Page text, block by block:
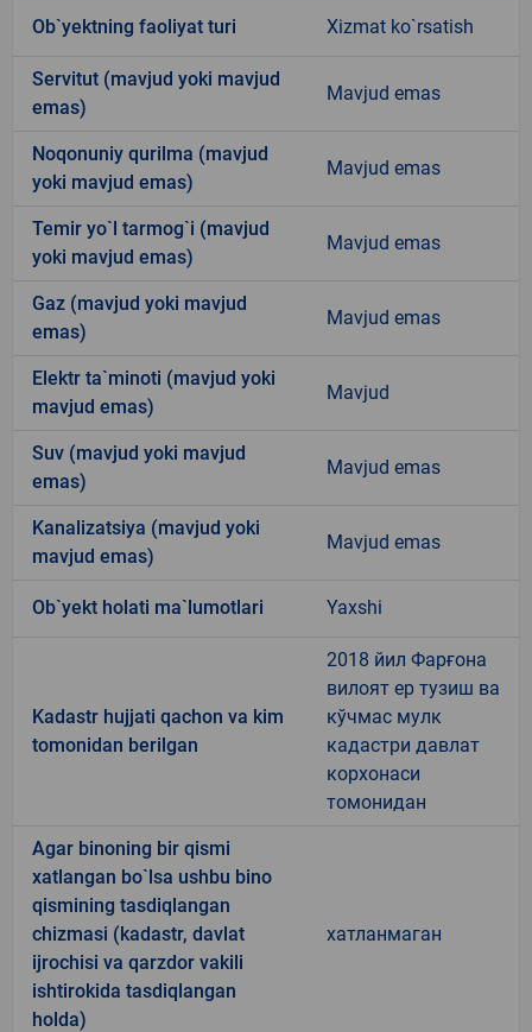
Ob`yektning faoliyat turi Xizmat ko`rsatish
Servitut (mavjud yoki mavjud
emas)
Mavjud emas
Noqonuniy qurilma (mavjud
yoki mavjud emas)
Mavjud emas
Temir yo`l tarmog`i (mavjud
yoki mavjud emas)
Mavjud emas
Gaz (mavjud yoki mavjud
emas)
Mavjud emas
Elektr ta`minoti (mavjud yoki
mavjud emas)
Mavjud
Suv (mavjud yoki mavjud
emas)
Mavjud emas
Kanalizatsiya (mavjud yoki
mavjud emas)
Mavjud emas
Ob`yekt holati ma`lumotlari Yaxshi
Kadastr hujjati qachon va kim
tomonidan berilgan
2018 йил Фарғона
вилоят ер тузиш ва
кўчмас мулк
кадастри давлат
корхонаси
томонидан
Agar binoning bir qismi
xatlangan bo`lsa ushbu bino
qismining tasdiqlangan
chizmasi (kadastr, davlat
ijrochisi va qarzdor vakili
ishtirokida tasdiqlangan
holda)
хатланмаган